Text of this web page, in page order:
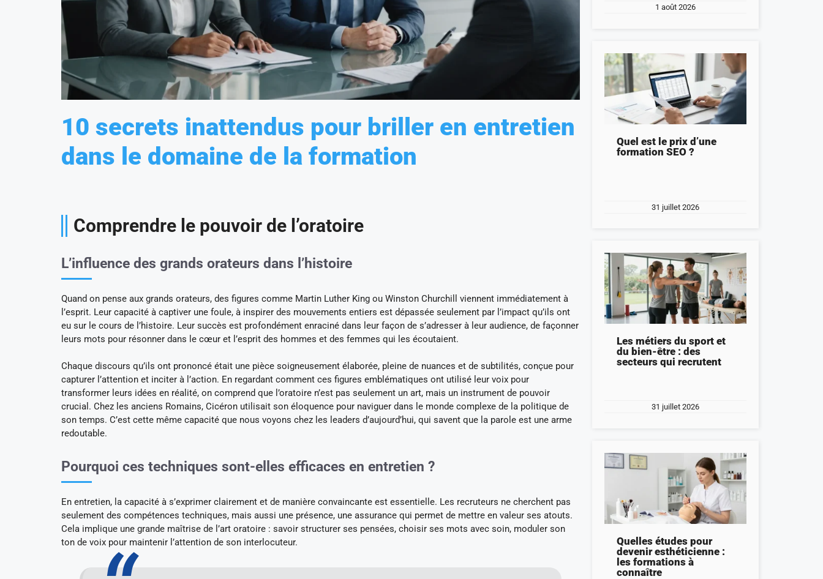
10 secrets inattendus pour briller en entretien
dans le domaine de la formation
Comprendre le pouvoir de l’oratoire
L’influence des grands orateurs dans l’histoire
Quand on pense aux grands orateurs, des figures comme Martin Luther King ou Winston Churchill viennent immédiatement à
l’esprit. Leur capacité à captiver une foule, à inspirer des mouvements entiers est dépassée seulement par l’impact qu’ils ont
eu sur le cours de l’histoire. Leur succès est profondément enraciné dans leur façon de s’adresser à leur audience, de façonner
leurs mots pour résonner dans le cœur et l’esprit des hommes et des femmes qui les écoutaient.
Chaque discours qu’ils ont prononcé était une pièce soigneusement élaborée, pleine de nuances et de subtilités, conçue pour
capturer l’attention et inciter à l’action. En regardant comment ces figures emblématiques ont utilisé leur voix pour
transformer leurs idées en réalité, on comprend que l’oratoire n’est pas seulement un art, mais un instrument de pouvoir
crucial. Chez les anciens Romains, Cicéron utilisait son éloquence pour naviguer dans le monde complexe de la politique de
son temps. C’est cette même capacité que nous voyons chez les leaders d’aujourd’hui, qui savent que la parole est une arme
redoutable.
Pourquoi ces techniques sont-elles efficaces en entretien ?
En entretien, la capacité à s’exprimer clairement et de manière convaincante est essentielle. Les recruteurs ne cherchent pas
seulement des compétences techniques, mais aussi une présence, une assurance qui permet de mettre en valeur ses atouts.
Cela implique une grande maîtrise de l’art oratoire : savoir structurer ses pensées, choisir ses mots avec soin, moduler son
ton de voix pour maintenir l’attention de son interlocuteur.
1 août 2026
Quel est le prix d’une
formation SEO ?
31 juillet 2026
Les métiers du sport et
du bien-être : des
secteurs qui recrutent
31 juillet 2026
Quelles études pour
devenir esthéticienne :
les formations à
connaître